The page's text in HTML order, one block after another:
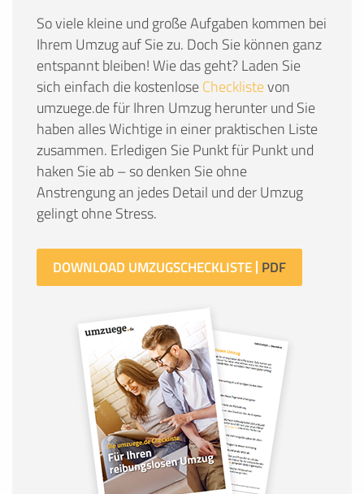
So viele kleine und große Aufgaben kommen bei
Ihrem Umzug auf Sie zu. Doch Sie können ganz
entspannt bleiben! Wie das geht? Laden Sie
sich einfach die kostenloseChecklistevon
umzuege.de für Ihren Umzug herunter und Sie
haben alles Wichtige in einer praktischen Liste
zusammen. Erledigen Sie Punkt für Punkt und
haken Sie ab – so denken Sie ohne
Anstrengung an jedes Detail und der Umzug
gelingt ohne Stress.
DOWNLOAD UMZUGSCHECKLISTE